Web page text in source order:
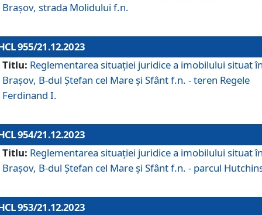
Brașov, strada Molidului f.n.
955/21.12.2023
Titlu: Reglementarea situației juridice a imobilului situat
Brașov, B-dul Ștefan cel Mare și Sfânt f.n. - teren Regele
Ferdinand I.
954/21.12.2023
Titlu: Reglementarea situației juridice a imobilului situat
Brașov, B-dul Ștefan cel Mare și Sfânt f.n. - parcul
953/21.12.2023